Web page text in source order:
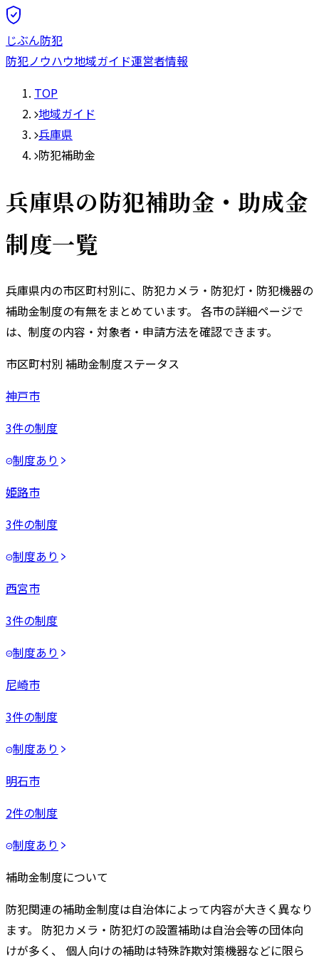
じぶん防犯
防犯ノウハウ地域ガイド運営者情報
TOP
地域ガイド
兵庫県
防犯補助金
兵庫県の防犯補助金・助成金
制度一覧
兵庫県内の市区町村別に、防犯カメラ・防犯灯・防犯機器の
補助金制度の有無をまとめています。 各市の詳細ページで
は、制度の内容・対象者・申請方法を確認できます。
市区町村別 補助金制度ステータス
神戸市
3件の制度
制度あり
姫路市
3件の制度
制度あり
西宮市
3件の制度
制度あり
尼崎市
3件の制度
制度あり
明石市
2件の制度
制度あり
補助金制度について
防犯関連の補助金制度は自治体によって内容が大きく異なり
ます。 防犯カメラ・防犯灯の設置補助は自治会等の団体向
けが多く、 個人向けの補助は特殊詐欺対策機器などに限ら